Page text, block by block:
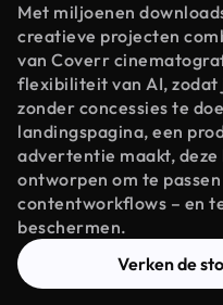
Met miljoenen
creatieve projecten
van Coverr
flexibiliteit van AI, zodat
zonder concessies te
landingspagina, een
advertentie maakt,
ontworpen om te
contentworkflows – en
beschermen.
Verken de